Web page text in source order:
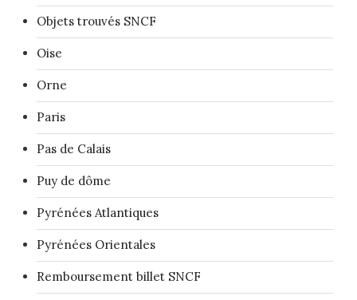
Objets trouvés SNCF
Oise
Orne
Paris
Pas de Calais
Puy de dôme
Pyrénées Atlantiques
Pyrénées Orientales
Remboursement billet SNCF